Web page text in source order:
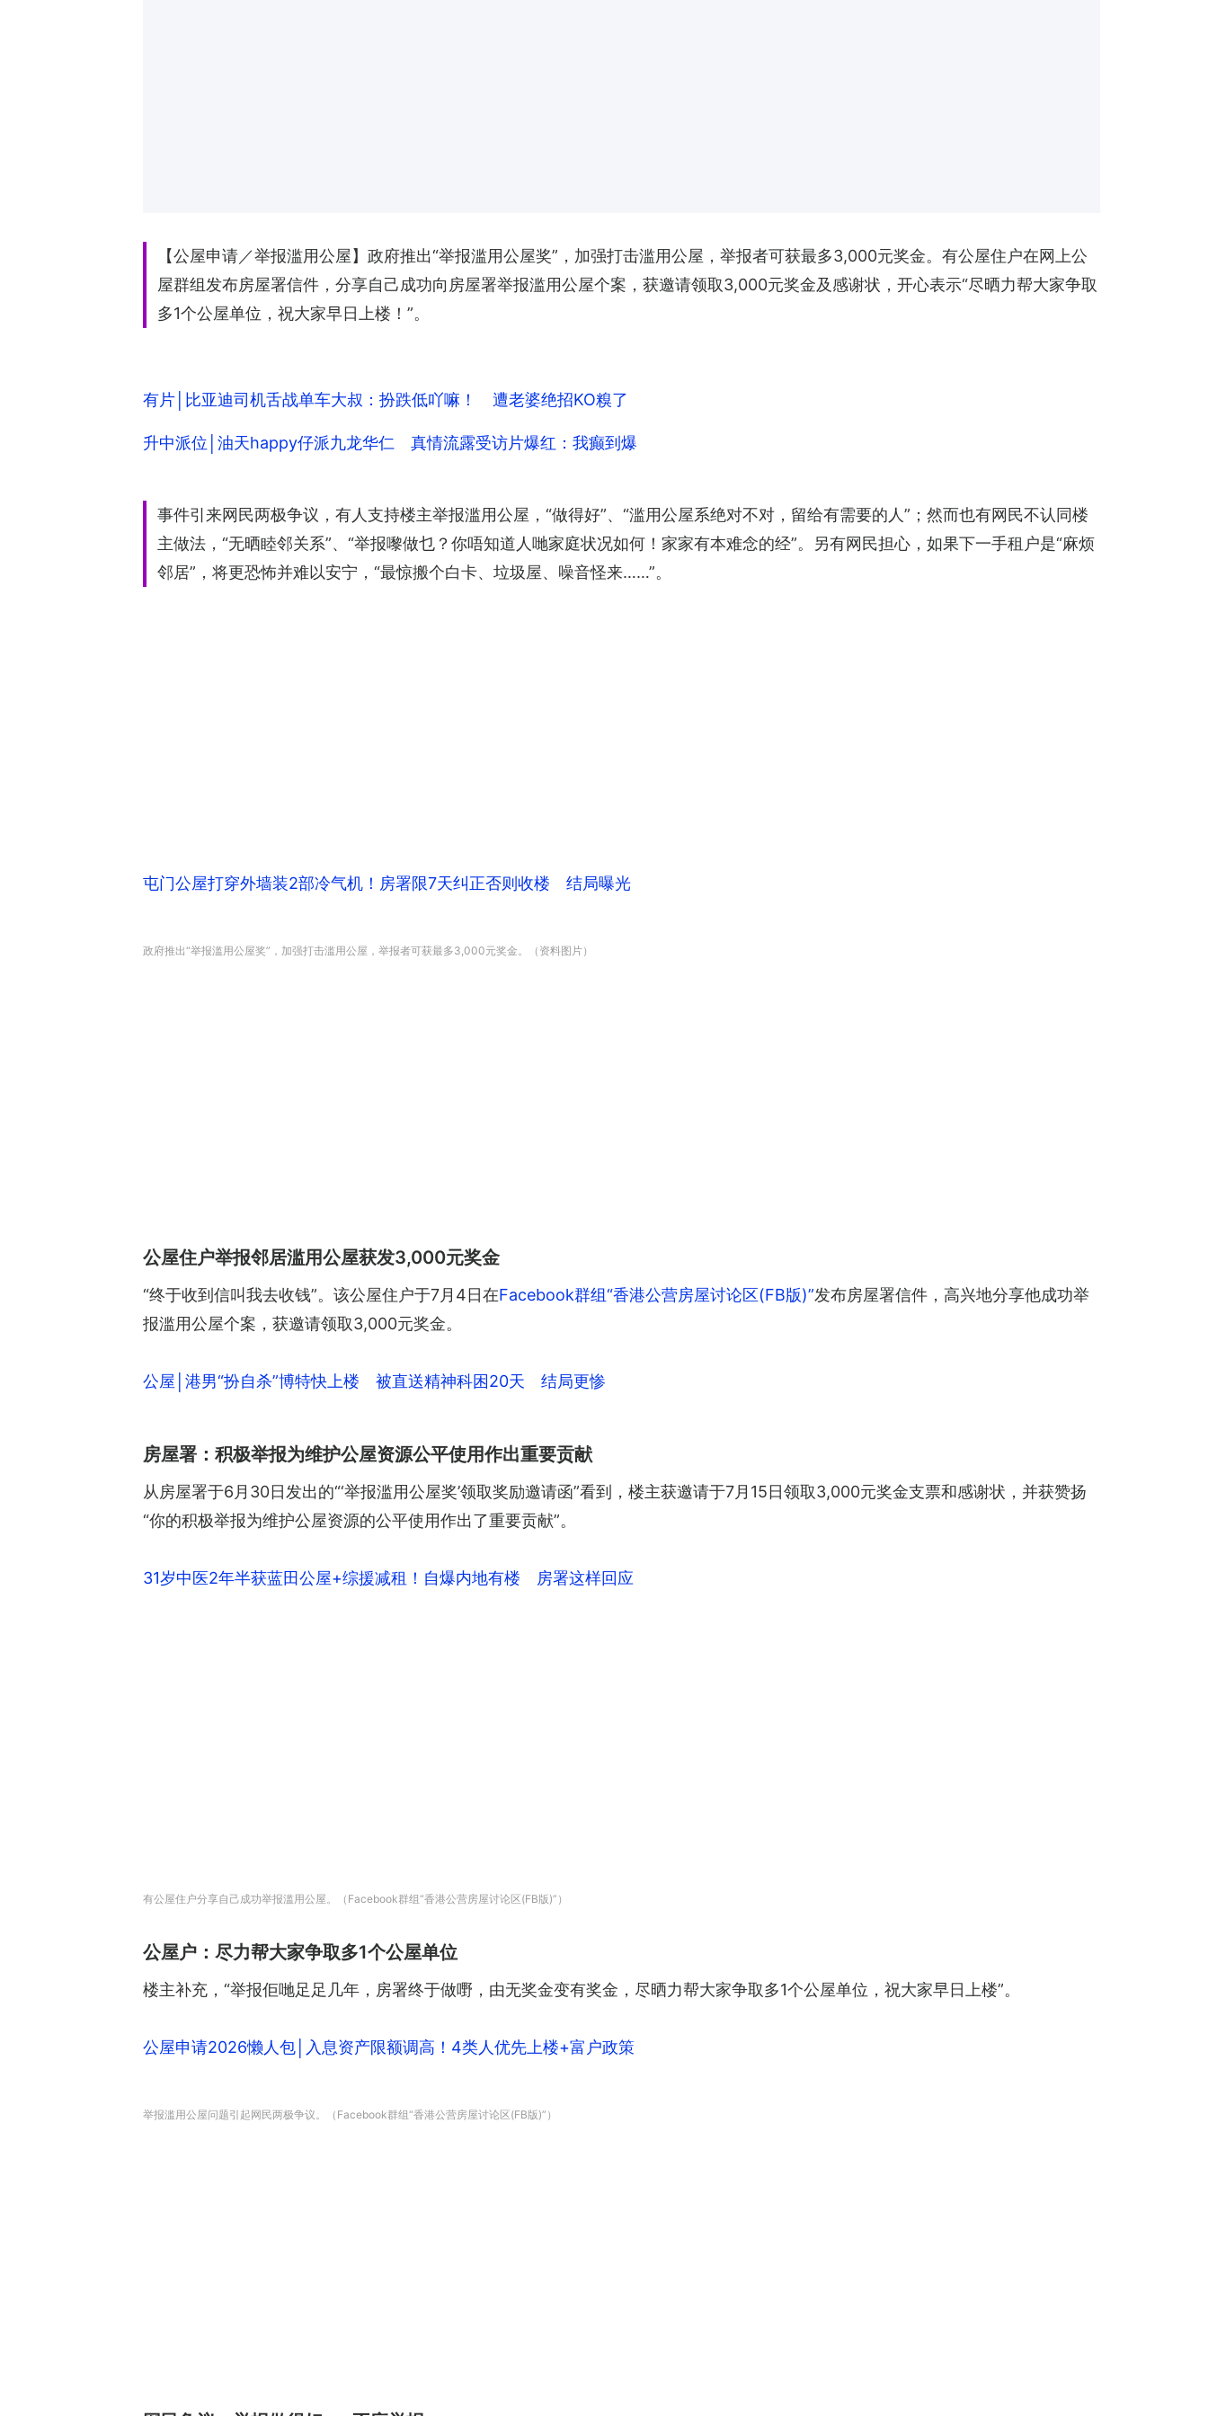
【公屋申请／举报滥用公屋】政府推出“举报滥用公屋奖”，加强打击滥用公屋，举报者可获最多3,000元奖金。有公屋住户在网上公
屋群组发布房屋署信件，分享自己成功向房屋署举报滥用公屋个案，获邀请领取3,000元奖金及感谢状，开心表示“尽晒力帮大家争取
多1个公屋单位，祝大家早日上楼！”。
有片│比亚迪司机舌战单车大叔：扮跌低吖嘛！ 遭老婆绝招KO糗了
升中派位│油天happy仔派九龙华仁 真情流露受访片爆红：我癫到爆
事件引来网民两极争议，有人支持楼主举报滥用公屋，“做得好”、“滥用公屋系绝对不对，留给有需要的人”；然而也有网民不认同楼
主做法，“无晒睦邻关系”、“举报嚟做乜？你唔知道人哋家庭状况如何！家家有本难念的经”。另有网民担心，如果下一手租户是“麻烦
邻居”，将更恐怖并难以安宁，“最惊搬个白卡、垃圾屋、噪音怪来……”。
屯门公屋打穿外墙装2部冷气机！房署限7天纠正否则收楼 结局曝光
政府推出“举报滥用公屋奖”，加强打击滥用公屋，举报者可获最多3,000元奖金。（资料图片）
公屋住户举报邻居滥用公屋获发3,000元奖金
“终于收到信叫我去收钱”。该公屋住户于7月4日在Facebook群组“香港公营房屋讨论区(FB版)”发布房屋署信件，高兴地分享他成功举
报滥用公屋个案，获邀请领取3,000元奖金。
公屋│港男“扮自杀”博特快上楼 被直送精神科困20天 结局更惨
房屋署：积极举报为维护公屋资源公平使用作出重要贡献
从房屋署于6月30日发出的“‘举报滥用公屋奖’领取奖励邀请函”看到，楼主获邀请于7月15日领取3,000元奖金支票和感谢状，并获赞扬
“你的积极举报为维护公屋资源的公平使用作出了重要贡献”。
31岁中医2年半获蓝田公屋+综援减租！自爆内地有楼 房署这样回应
有公屋住户分享自己成功举报滥用公屋。（Facebook群组“香港公营房屋讨论区(FB版)”）
公屋户：尽力帮大家争取多1个公屋单位
楼主补充，“举报佢哋足足几年，房署终于做嘢，由无奖金变有奖金，尽晒力帮大家争取多1个公屋单位，祝大家早日上楼”。
公屋申请2026懒人包│入息资产限额调高！4类人优先上楼+富户政策
举报滥用公屋问题引起网民两极争议。（Facebook群组“香港公营房屋讨论区(FB版)”）